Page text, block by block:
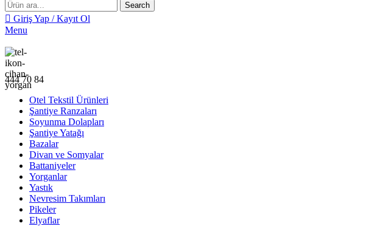
Search
Giriş Yap / Kayıt Ol
Menu
444 70 84
Otel Tekstil Ürünleri
Şantiye Ranzaları
Soyunma Dolapları
Şantiye Yatağı
Bazalar
Divan ve Somyalar
Battaniyeler
Yorganlar
Yastık
Nevresim Takımları
Pikeler
Elyaflar